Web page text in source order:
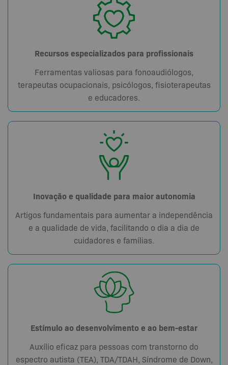
Recursos especializados para profissionais
Ferramentas valiosas para fonoaudiólogos,
terapeutas ocupacionais, psicólogos, fisioterapeutas
e educadores.
Inovação e qualidade para maior autonomia
Artigos fundamentais para aumentar a independência
e a qualidade de vida, facilitando o dia a dia de
cuidadores e famílias.
Estímulo ao desenvolvimento e ao bem-estar
Auxílio eficaz para pessoas com transtorno do
espectro autista (TEA), TDA/TDAH, Síndrome de Down,